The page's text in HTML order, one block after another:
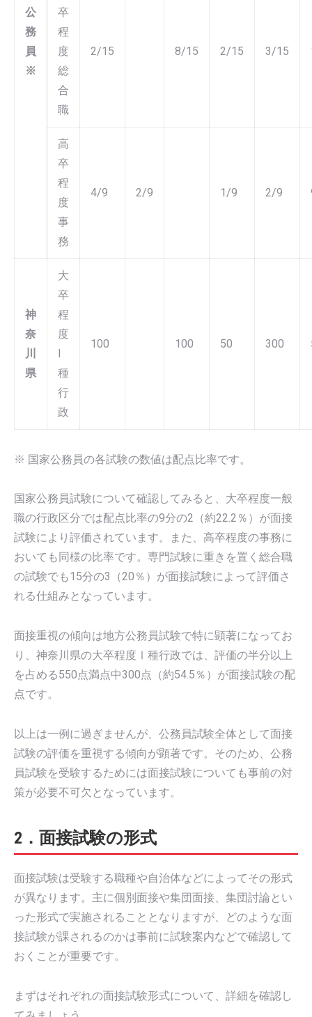
公
務
員
※
卒
程
度
総
合
職
2/15 8/15 2/15 3/15
高
卒
程
度
事
務
4/9 2/9 1/9 2/9
神
奈
川
県
大
卒
程
度
I
種
行
政
100 100 50 300
※ 国家公務員の各試験の数値は配点比率です。
国家公務員試験について確認してみると、大卒程度一般
職の行政区分では配点比率の9分の2（約22.2％）が面接
試験により評価されています。また、高卒程度の事務に
おいても同様の比率です。専門試験に重きを置く総合職
の試験でも15分の3（20％）が面接試験によって評価さ
れる仕組みとなっています。
面接重視の傾向は地方公務員試験で特に顕著になってお
り、神奈川県の大卒程度Ⅰ種行政では、評価の半分以上
を占める550点満点中300点（約54.5％）が面接試験の配
点です。
以上は一例に過ぎませんが、公務員試験全体として面接
試験の評価を重視する傾向が顕著です。そのため、公務
員試験を受験するためには面接試験についても事前の対
策が必要不可欠となっています。
2．面接試験の形式
面接試験は受験する職種や自治体などによってその形式
が異なります。主に個別面接や集団面接、集団討論とい
った形式で実施されることとなりますが、どのような面
接試験が課されるのかは事前に試験案内などで確認して
おくことが重要です。
まずはそれぞれの面接試験形式について、詳細を確認し